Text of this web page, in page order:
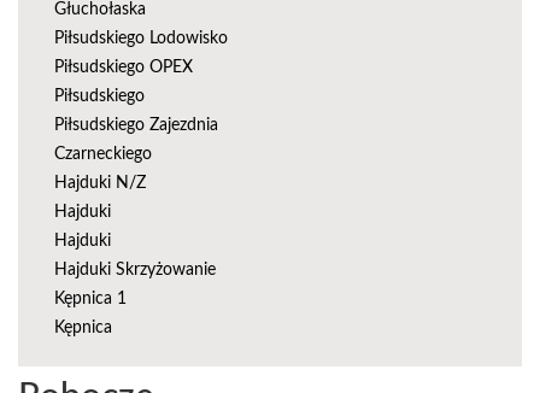
Głuchołaska
Piłsudskiego Lodowisko
Piłsudskiego OPEX
Piłsudskiego
Piłsudskiego Zajezdnia
Czarneckiego
Hajduki N/Z
Hajduki
Hajduki
Hajduki Skrzyżowanie
Kępnica 1
Kępnica